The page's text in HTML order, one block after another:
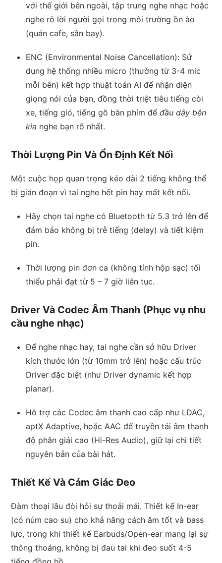
với thế giới bên ngoài, tập trung nghe nhạc hoặc
nghe rõ lời người gọi trong môi trường ồn ào
(quán cafe, sân bay).
ENC (Environmental Noise Cancellation): Sử
dụng hệ thống nhiều micro (thường từ 3-4 mic
mỗi bên) kết hợp thuật toán AI để nhận diện
giọng nói của bạn, đồng thời triệt tiêu tiếng còi
xe, tiếng gió, tiếng gõ bàn phím đểđầu dây bên
kia nghe bạn rõ nhất.
Thời Lượng Pin Và Ổn Định Kết Nối
Một cuộc họp quan trọng kéo dài 2 tiếng không thể
bị gián đoạn vì tai nghe hết pin hay mất kết nối.
Hãy chọn tai nghe có Bluetooth từ 5.3 trở lên để
đảm bảo không bị trễ tiếng (delay) và tiết kiệm
pin.
Thời lượng pin đơn ca (không tính hộp sạc) tối
thiểu phải đạt từ 5 – 7 giờ liên tục.
Driver Và Codec Âm Thanh (Phục vụ nhu
cầu nghe nhạc)
Để nghe nhạc hay, tai nghe cần sở hữu Driver
kích thước lớn (từ 10mm trở lên) hoặc cấu trúc
Driver đặc biệt (như Driver dynamic kết hợp
planar).
Hỗ trợ các Codec âm thanh cao cấp như LDAC,
aptX Adaptive, hoặc AAC để truyền tải âm thanh
độ phân giải cao (Hi-Res Audio), giữ lại chi tiết
nguyên bản của bài hát.
Thiết Kế Và Cảm Giác Đeo
Đàm thoại lâu đòi hỏi sự thoải mái. Thiết kế In-ear
(có núm cao su) cho khả năng cách âm tốt và bass
lực, trong khi thiết kế Earbuds/Open-ear mang lại sự
thông thoáng, không bị đau tai khi đeo suốt 4-5